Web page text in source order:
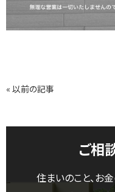
« 以前の記事
ご相
住まいのこと、お